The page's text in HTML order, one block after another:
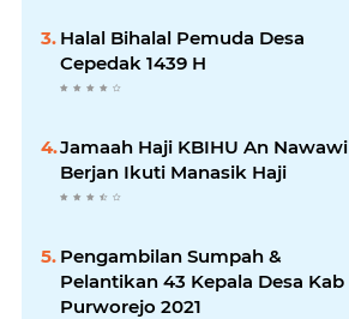
Halal Bihalal Pemuda Desa
Cepedak 1439 H
Jamaah Haji KBIHU An Nawawi
Berjan Ikuti Manasik Haji
Pengambilan Sumpah &
Pelantikan 43 Kepala Desa Kab
Purworejo 2021